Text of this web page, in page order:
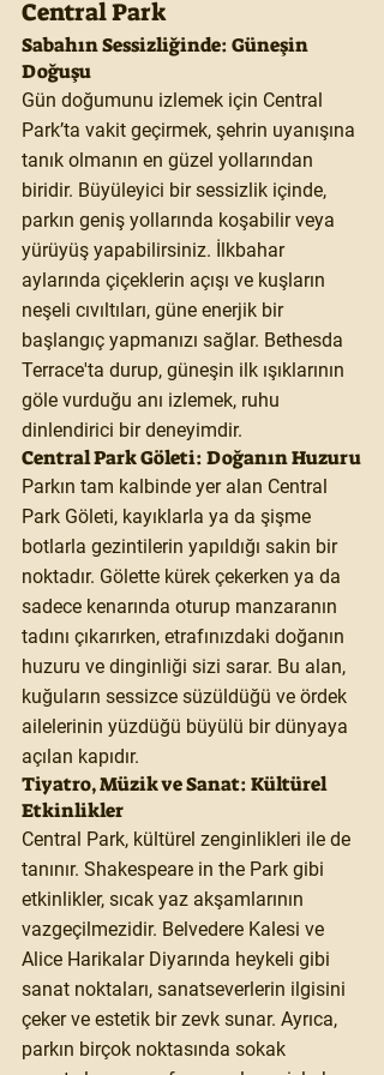
Central Park
Sabahın Sessizliğinde: Güneşin
Doğuşu
Gün doğumunu izlemek için Central
Park’ta vakit geçirmek, şehrin uyanışına
tanık olmanın en güzel yollarından
biridir. Büyüleyici bir sessizlik içinde,
parkın geniş yollarında koşabilir veya
yürüyüş yapabilirsiniz. İlkbahar
aylarında çiçeklerin açışı ve kuşların
neşeli cıvıltıları, güne enerjik bir
başlangıç yapmanızı sağlar. Bethesda
Terrace'ta durup, güneşin ilk ışıklarının
göle vurduğu anı izlemek, ruhu
dinlendirici bir deneyimdir.
Central Park Göleti: Doğanın Huzuru
Parkın tam kalbinde yer alan Central
Park Göleti, kayıklarla ya da şişme
botlarla gezintilerin yapıldığı sakin bir
noktadır. Gölette kürek çekerken ya da
sadece kenarında oturup manzaranın
tadını çıkarırken, etrafınızdaki doğanın
huzuru ve dinginliği sizi sarar. Bu alan,
kuğuların sessizce süzüldüğü ve ördek
ailelerinin yüzdüğü büyülü bir dünyaya
açılan kapıdır.
Tiyatro, Müzik ve Sanat: Kültürel
Etkinlikler
Central Park, kültürel zenginlikleri ile de
tanınır. Shakespeare in the Park gibi
etkinlikler, sıcak yaz akşamlarının
vazgeçilmezidir. Belvedere Kalesi ve
Alice Harikalar Diyarında heykeli gibi
sanat noktaları, sanatseverlerin ilgisini
çeker ve estetik bir zevk sunar. Ayrıca,
parkın birçok noktasında sokak